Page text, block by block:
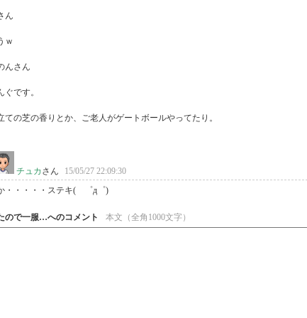
ん
ｗ
んさん
ぐです。
ての芝の香りとか、ご老人がゲートボールやってたり。
チュカ さん
15/05/27 22:09:30
・・・・・ステキ(　゜д゜)
ので一服…へのコメント 本文（全角1000文字）